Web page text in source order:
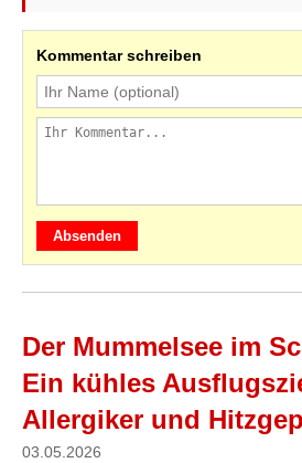
Kommentar schreiben
Absenden
Der Mummelsee im
Ein kühles
Allergiker und
03.05.2026